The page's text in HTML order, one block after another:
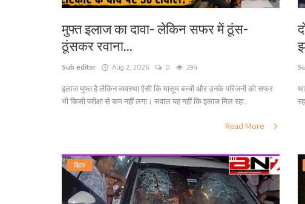
मुफ्त इलाज का दावा- लेकिन सफर में ठूंस-
ठूंसकर रवाना...
Sub editor Aug 2, 2026 0 294
इलाज मुफ्त है लेकिन व्यवस्था ऐसी कि मासूम बच्चों और उनके परिजनों को सफर
भी किसी परीक्षा से कम नहीं लगा। सवाल यह नहीं कि इलाज मिल रहा...
Read More
बिहार